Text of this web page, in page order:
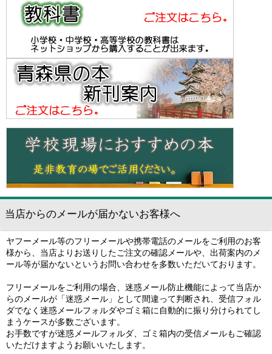
当店からのメールが届かないお客様へ
ヤフーメール等のフリーメールや携帯電話のメールをご利用のお客
様から、当店よりお送りしたご注文の確認メールや、出荷案内のメ
ール等が届かないというお問い合わせを多数いただいております。
フリーメールをご利用の場合、迷惑メール防止機能によって当店か
らのメールが「迷惑メール」として間違って判断され、受信フォル
ダでなく迷惑メールフォルダやゴミ箱に自動的に振り分けられてし
まうケースが多数ございます。
お手数ですが迷惑メールフォルダ、ゴミ箱内の受信メールもご確認
いただけますようお願いいたします。